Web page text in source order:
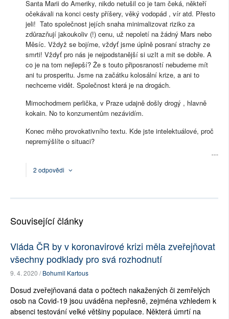
Santa Marii do Ameriky, nikdo netušil co je tam čeká, někteří
očekávali na konci cesty příšery, věký vodopád , vír atd. Přesto
jeli! Tato společnost jejích snaha minimalizovat riziko za
zdůrazňují jakoukoliv (!) cenu, už nepoletí na žádný Mars nebo
Měsíc. Vždyž se bojíme, vždyť jsme úplně posraní strachy ze
smrti! Vždyť pro nás je nejpodstanější si uzIt a mit se dobře. A
co je na tom nejlepší? Že s touto připosraností nebudeme mít
ani tu prosperitu. Jsme na začátku kolosální krize, a ani to
nechceme vidět. Společnost která je na drogách.
Mimochodmem perlička, v Praze udajně došly drogý , hlavně
kokain. No to konzumentům nezávidím.
Konec měho provokativního textu. Kde jste intelektuálové, proč
nepremýšlíte o situaci?
2 odpovědi
Související články
Vláda ČR by v koronavirové krizi měla zveřejňovat
všechny podklady pro svá rozhodnutí
9. 4. 2020 /Bohumil Kartous
Dosud zveřejňovaná data o počtech nakažených či zemřelých
osob na Covid-19 jsou uváděna nepřesně, zejména vzhledem k
absenci testování velké většiny populace. Některá úmrtí na